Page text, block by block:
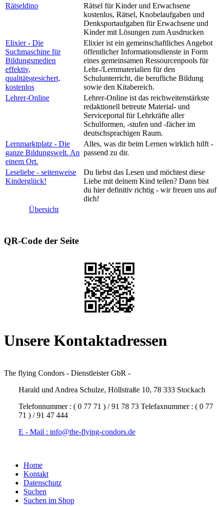
Rätseldino
Rätsel für Kinder und Erwachsene
kostenlos, Rätsel, Knobelaufgaben und
Denksportaufgaben für Erwachsene und
Kinder mit Lösungen zum Ausdrucken
Elixier - Die
Suchmaschine für
Bildungsmedien
effektiv,
qualitätsgesichert,
kostenlos
Elixier ist ein gemeinschaftliches Angebot
öffentlicher Informationsdienste in Form
eines gemeinsamen Ressourcenpools für
Lehr-/Lernmaterialien für den
Schulunterricht, die berufliche Bildung
sowie den Kitabereich.
Lehrer-Online
Lehrer-Online ist das reichweitenstärkste
redaktionell betreute Material- und
Serviceportal für Lehrkräfte aller
Schulformen, -stufen und -fächer im
deutschsprachigen Raum.
Lernmarktplatz - Die
ganze Bildungswelt. An
einem Ort.
Alles, was dir beim Lernen wirklich hilft -
passend zu dir.
Leseliebe - seitenweise
Kinderglück!
Du liebst das Lesen und möchtest diese
Liebe mit deinem Kind teilen? Dann bist
du hier definitiv richtig - wir freuen uns auf
dich!
Übersicht
QR-Code der Seite
Unsere Kontaktadressen
The flying Condors - Dienstleister GbR -
Harald und Andrea Schulze, Höllstraße 10, 78 333 Stockach
Telefonnummer : ( 0 77 71 ) / 91 78 73 Telefaxnummer : ( 0 77
71 ) / 91 47 444
E - Mail : info@the-flying-condors.de
Home
Kontakt
Datenschutz
Suchen
Suchen im Shop